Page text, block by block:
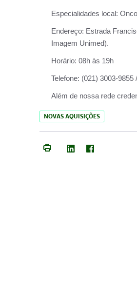
Especialidades local:
Endereço: Estrada
Imagem Unimed).
Horário: 08h às 19h
Telefone: (021) 3003-9855
Além de nossa rede
NOVAS AQUISIÇÕES